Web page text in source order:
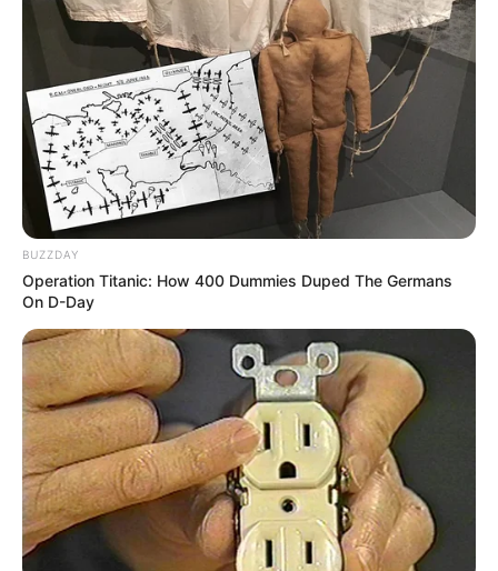
TEKNOLOGI
17 Situs dan Aplikasi Translate
Bahasa Jawa ke Indonesia, Yuk
Lestarikan Budaya Bangsa
Penulis:david | 11 Maret 2023
Suku Jawa merupakan suku terbesar di Indonesia. Populasi
dari suku yang satu ini memang belum terkalahkan oleh
suku lain di Indonesia sehingga aplikasi translate bahasa
Jawa banyak dicari.
Berdasarkan data, jumlah populasi suku Jawa kurang lebih 100
juta jiwa dan telah tersebar di seluruh pulau di Indonesia bahkan di
mancanegara seperti Malaysia, Suriname dan Belanda.
Itulah alasan mengapa bahasa Jawa begitu terkenal dan sering kali
kita dengar atau baca, baik direal lifemaupun di sosial media.
BUZZDAY
Operation Titanic: How 400 Dummies Duped The Germans
On D-Day